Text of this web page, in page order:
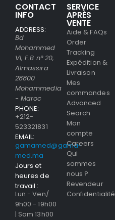
CONTACT
INFO
ADDRESS:
Bd
Mohammed
VI, F.B n° 20,
Almassira
28800
Mohammedia
- Maroc
PHONE:
+212-
523321831
EMAIL:
gamamed@gama-
med.ma
Jours et
heures de
travail :
Lun - Ven/
9h00 - 19h00
| Sam 13h00
SERVICE
APRÈS
VENTE
Aide & FAQs
Order
Tracking
Expédition &
Livraison
Mes
commandes
Advanced
Search
Mon
compte
Careers
Qui
sommes
nous ?
Revendeur
Confidentialité